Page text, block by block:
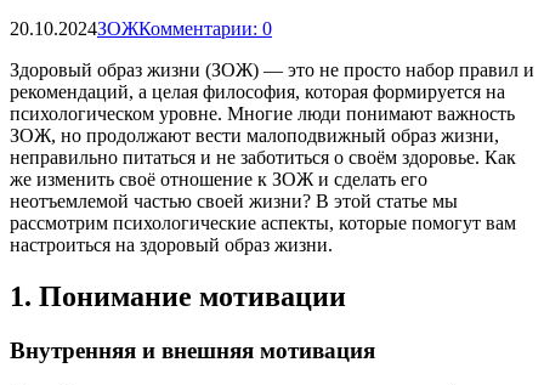
20.10.2024ЗОЖКомментарии: 0
Здоровый образ жизни (ЗОЖ) — это не просто набор правил и
рекомендаций, а целая философия, которая формируется на
психологическом уровне. Многие люди понимают важность
ЗОЖ, но продолжают вести малоподвижный образ жизни,
неправильно питаться и не заботиться о своём здоровье. Как
же изменить своё отношение к ЗОЖ и сделать его
неотъемлемой частью своей жизни? В этой статье мы
рассмотрим психологические аспекты, которые помогут вам
настроиться на здоровый образ жизни.
1. Понимание мотивации
Внутренняя и внешняя мотивация